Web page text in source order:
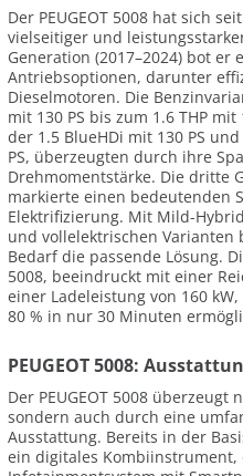
Der PEUGEOT 5008 hat sich
vielseitiger und
Generation (2017–2024) bot er
Antriebsoptionen, darunter
Dieselmotoren. Die
mit 130 PS bis zum 1.6 THP
der 1.5 BlueHDi mit 130 PS
PS, überzeugten durch ihre
Drehmomentstärke. Die dritte
markierte einen bedeutenden
Elektrifizierung. Mit Mild-
und vollelektrischen
Bedarf die passende Lösung.
5008, beeindruckt mit einer
einer Ladeleistung von 160
80 % in nur 30 Minuten
PEUGEOT 5008:
Der PEUGEOT 5008
sondern auch durch eine
Ausstattung. Bereits in der
ein digitales Kombiinstrument,